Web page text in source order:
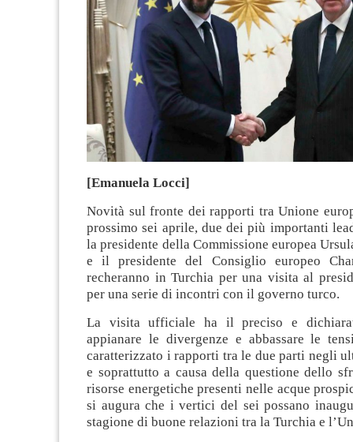
[Emanuela Locci]
Novità sul fronte dei rapporti tra Unione
prossimo sei aprile, due dei più importanti
la presidente della Commissione europea
e il presidente del Consiglio europeo
recheranno in Turchia per una visita al
per una serie di incontri con il governo turco.
La visita ufficiale ha il preciso e
appianare le divergenze e abbassare le
caratterizzato i rapporti tra le due parti negli
e soprattutto a causa della questione dello
risorse energetiche presenti nelle acque
si augura che i vertici del sei possano
stagione di buone relazioni tra la Turchia e